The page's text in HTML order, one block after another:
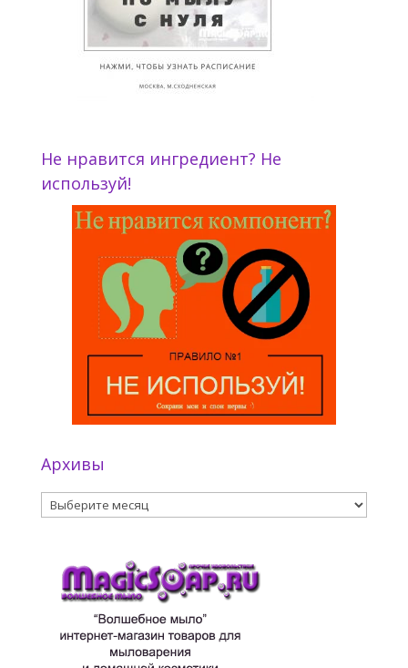
Не нравится ингредиент? Не
используй!
Архивы
Архивы